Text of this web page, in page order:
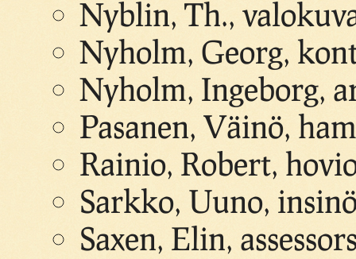
Nyblin, Th.,
Nyholm, Georg,
Nyholm, Ingeborg,
Pasanen, Väinö,
Rainio, Robert,
Sarkko, Uuno,
Saxen, Elin,